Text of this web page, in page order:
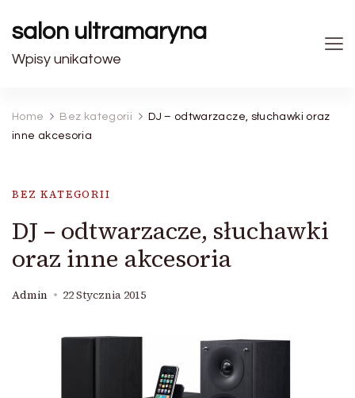
salon ultramaryna
Wpisy unikatowe
Home Bez kategorii
DJ – odtwarzacze, słuchawki oraz
inne akcesoria
BEZ KATEGORII
DJ – odtwarzacze, słuchawki
oraz inne akcesoria
Admin 22 Stycznia 2015